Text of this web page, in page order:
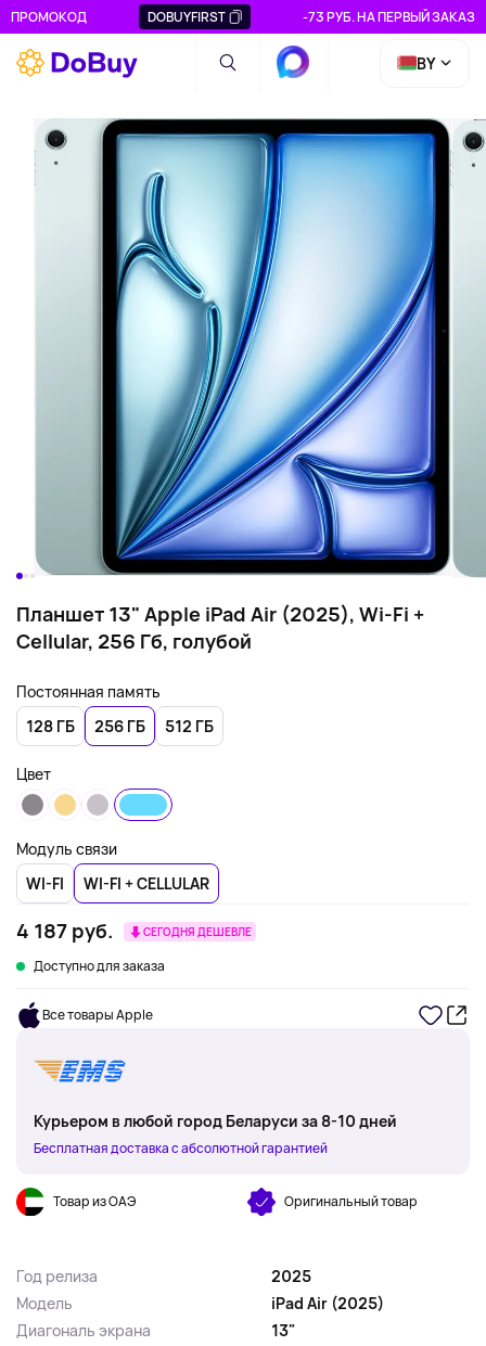
ПРОМОКОД DOBUYFIRST -73 РУБ. НА ПЕРВЫЙ ЗАКАЗ
BY
Планшет 13" Apple iPad Air (2025), Wi-Fi +
Cellular, 256 Гб, голубой
Постоянная память
128 ГБ
256 ГБ 512 ГБ
Цвет
Модуль связи
WI-FI
WI-FI + CELLULAR
4 187 руб. СЕГОДНЯ ДЕШЕВЛЕ
Доступно для заказа
Все товары Apple
Курьером в любой город Беларуси за 8-10 дней
Бесплатная доставка с абсолютной гарантией
Товар из ОАЭ Оригинальный товар
Год релиза
2025
Модель
iPad Air (2025)
Диагональ экрана
13"